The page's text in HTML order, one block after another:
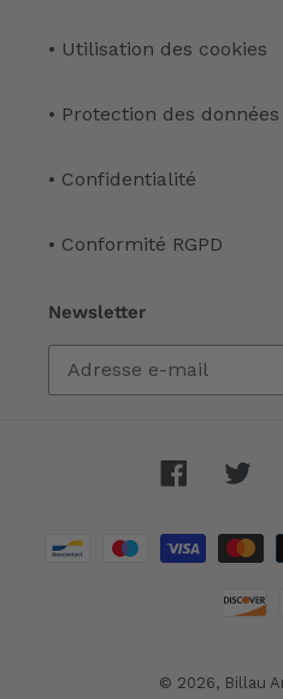
• Utilisation des cookies
• Protection des données
• Confidentialité
• Conformité RGPD
Newsletter
Facebook
© 2026, Billau